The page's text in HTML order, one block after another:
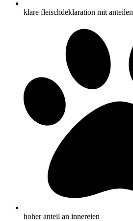
klare fleischdeklaration mit anteilen
hoher anteil an innereien